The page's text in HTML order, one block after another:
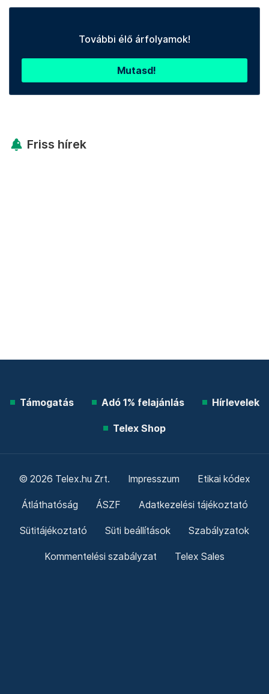
További élő árfolyamok!
Mutasd!
Friss hírek
Támogatás Adó 1% felajánlás Hírlevelek
Telex Shop
© 2026 Telex.hu Zrt. Impresszum Etikai kódex
Átláthatóság ÁSZF Adatkezelési tájékoztató
Sütitájékoztató Süti beállítások Szabályzatok
Kommentelési szabályzat Telex Sales